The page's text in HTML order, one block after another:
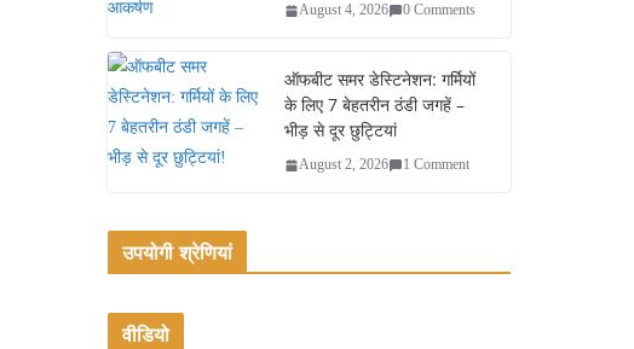
August 4, 2026 0 Comments
ऑफबीट समर डेस्टिनेशन: गर्मियों
के लिए 7 बेहतरीन ठंडी जगहें –
भीड़ से दूर छुट्टियां
August 2, 2026 1 Comment
उपयोगी श्रेणियां
वीडियो